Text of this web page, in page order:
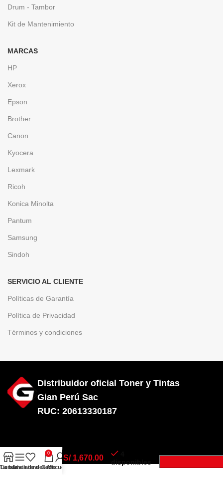
Drum - Tambor
Kit de Mantenimiento
MARCAS
HP
Xerox
Epson
Brother
Canon
Kyocera
Lexmark
Ricoh
Konica Minolta
Pantum
Samsung
Sindoh
SERVICIO AL CLIENTE
Políticas de Garantía
Política de Privacidad
Términos y condiciones
Distribuidor oficial Toner y Tintas
Gian Perú Sac
RUC: 20613330187
CF226XD
(26X)
Dual
S/1,670.00
La barra lateral
Lista de deseos
0
Carro
Mi cuenta